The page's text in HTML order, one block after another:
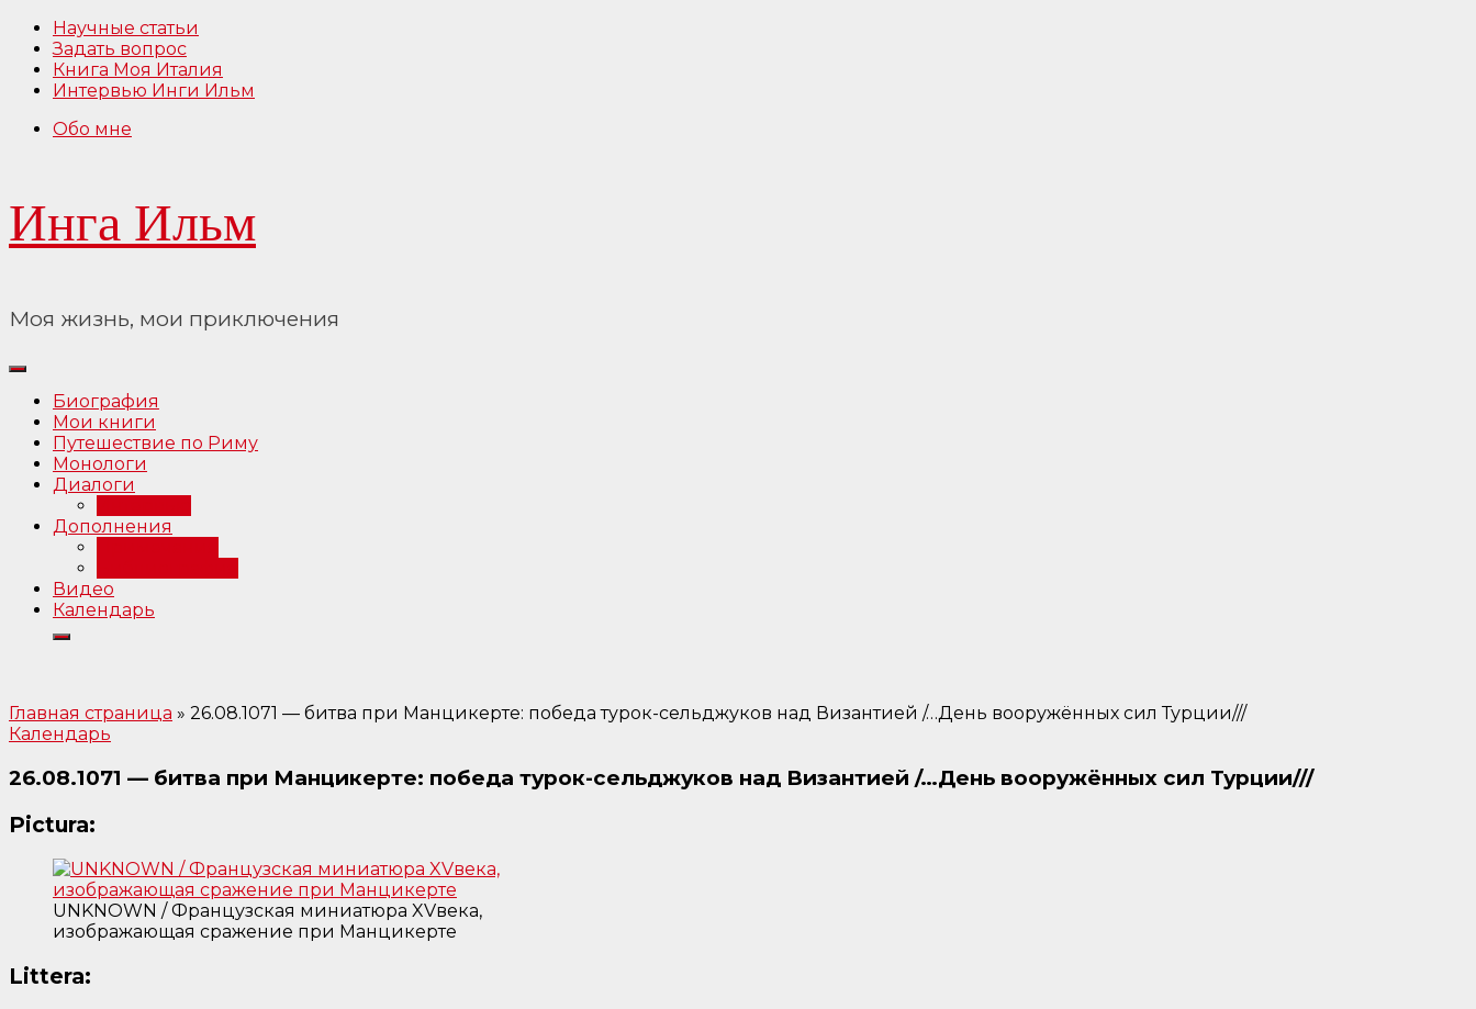
Перейти
содержимому
Научные статьи
Задать вопрос
Книга Моя Италия
Интервью Инги Ильм
Обо мне
Инга Ильм
Моя жизнь, мои приключения
Биография
Мои книги
Путешествие по Риму
Монологи
Диалоги
Дополнения
Видео
Календарь
Главная страница » 26.08.1071 — битва при Манцикерте: победа турок-сельджуков над Византией /…День вооружённых сил Турции///
Календарь
26.08.1071 — битва при Манцикерте: победа турок-сельджуков над Византией /…День вооружённых сил Турции///
Pictura:
UNKNOWN / Французская миниатюра XVвека,
изображающая сражение при Манцикерте
Littera: